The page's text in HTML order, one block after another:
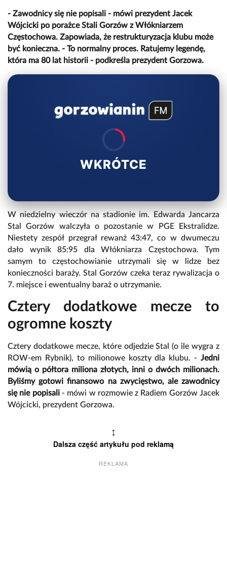
- Zawodnicy się nie popisali - mówi prezydent Jacek
Wójcicki po porażce Stali Gorzów z Włókniarzem
Częstochowa. Zapowiada, że restrukturyzacja klubu może
być konieczna. - To normalny proces. Ratujemy legendę,
która ma 80 lat historii - podkreśla prezydent Gorzowa.
WKRÓTCE
W niedzielny wieczór na stadionie im. Edwarda Jancarza
Stal Gorzów walczyła o pozostanie w PGE Ekstralidze.
Niestety zespół przegrał rewanż 43:47, co w dwumeczu
dało wynik 85:95 dla Włókniarza Częstochowa. Tym
samym to częstochowianie utrzymali się w lidze bez
konieczności baraży. Stal Gorzów czeka teraz rywalizacja o
7. miejsce i ewentualny baraż o utrzymanie.
Cztery dodatkowe mecze to
ogromne koszty
Cztery dodatkowe mecze, które odjedzie Stal (o ile wygra z
ROW-em Rybnik), to milionowe koszty dla klubu. - Jedni
mówią o półtora miliona złotych, inni o dwóch milionach.
Byliśmy gotowi finansowo na zwycięstwo, ale zawodnicy
się nie popisali- mówi w rozmowie z Radiem Gorzów Jacek
Wójcicki, prezydent Gorzowa.
↕
Dalsza część artykułu pod reklamą
REKLAMA